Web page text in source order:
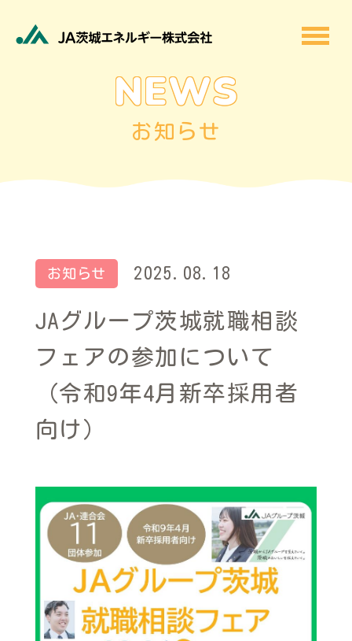
NEWS
お知らせ
お知らせ 2025.08.18
JAグループ茨城就職相談
フェアの参加について
（令和9年4月新卒採用者
向け）